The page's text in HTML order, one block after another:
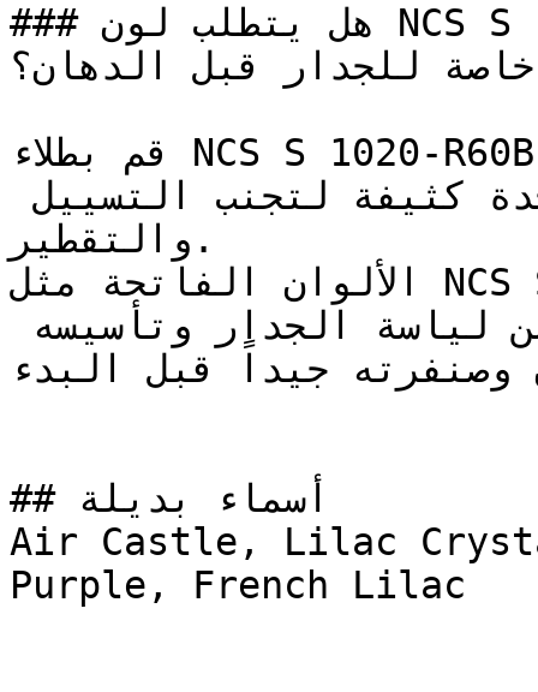
### هل يتطلب لون NCS S 1020-R60B تأسيس أو معالجة
خاصة للجدار قبل الدهان؟
قم بطلاء NCS S 1020-R60B على شكل طبقات رقيقة
والتقطير.
الألوان الفاتحة مثل NCS S 1020-R60B تبرز تفاصيل
وصنفرته جيداً قبل البدء.
## أسماء بديلة
Air Castle, Lilac
Purple, French Lilac